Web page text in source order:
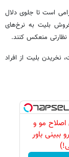
است تا جلوی دلال
بلیت به نرخ‌های
نظارتی منعکس کنند.
نخریدن بلیت از افراد
اصلاح مو و
باور